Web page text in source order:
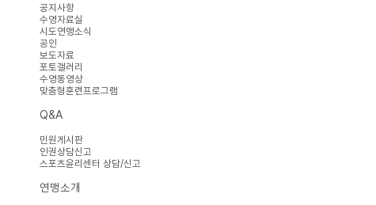
공지사항
수영자료실
시도연맹소식
공인
보도자료
포토갤러리
수영동영상
맞춤형훈련프로그램
Q&A
민원게시판
인권상담신고
스포츠윤리센터 상담/신고
연맹소개